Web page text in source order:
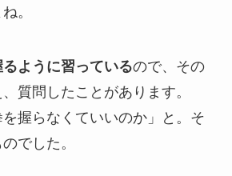
。
ように習っているので、その
質問したことがあります。
を握らなくていいのか」と。そ
でした。